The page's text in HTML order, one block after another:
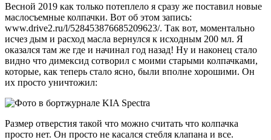
Весной 2019 как только потеплело я сразу же поставил новые
маслосъемные колпачки. Вот об этом запись:
www.drive2.ru/l/528453876685209623/. Так вот, моментально
исчез дым и расход масла вернулся к исходным 200 мл. Я
оказался там же где и начинал год назад! Ну и наконец стало
видно что димексид сотворил с моими старыми колпачками,
которые, как теперь стало ясно, были вполне хорошими. Он
их просто уничтожил:
Размер отверстия такой что можно считать что колпачка
просто нет. Он просто не касался стебля клапана и все.